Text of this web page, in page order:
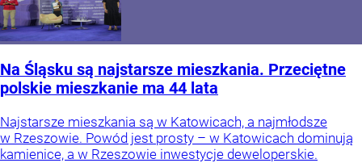
Na Śląsku są najstarsze mieszkania. Przeciętne
polskie mieszkanie ma 44 lata
Najstarsze mieszkania są w Katowicach, a najmłodsze
w Rzeszowie. Powód jest prosty – w Katowicach dominują
kamienice, a w Rzeszowie inwestycje deweloperskie.